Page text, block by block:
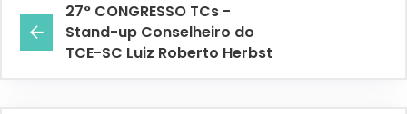
27° CONGRESSO TCs -
Stand-up Conselheiro do
TCE-SC Luiz Roberto Herbst